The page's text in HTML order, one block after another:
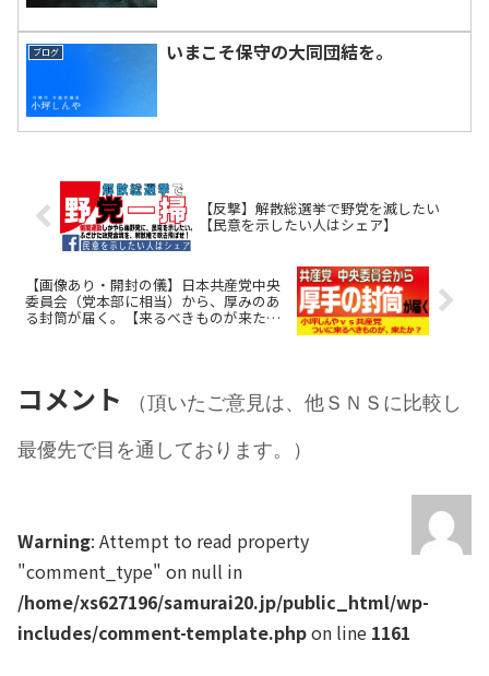
ブログ いまこそ保守の大同団結を。
【反撃】解散総選挙で野党を滅したい
【民意を示したい人はシェア】
【画像あり・開封の儀】日本共産党中央
委員会（党本部に相当）から、厚みのあ
る封筒が届く。【来るべきものが来た
コメント
（頂いたご意見は、他ＳＮＳに比較し
最優先で目を通しております。）
Warning: Attempt to read property
"comment_type" on null in
/home/xs627196/samurai20.jp/public_html/wp-
includes/comment-template.phpon line 1161